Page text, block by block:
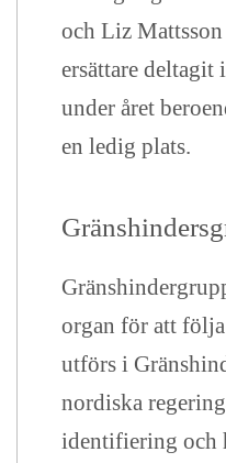
och Liz
ersättare deltagit
under året
en ledig plats.
organ för att
utförs i
nordiska
identifiering och